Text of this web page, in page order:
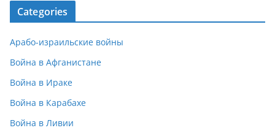
Categories
Арабо-израильские войны
Война в Афганистане
Война в Ираке
Война в Карабахе
Война в Ливии